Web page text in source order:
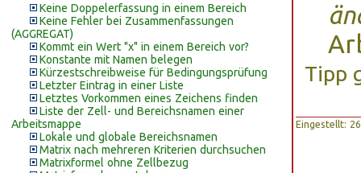
Keine Doppelerfassung in einem Bereich
Keine Fehler bei Zusammenfassungen
(AGGREGAT)
Kommt ein Wert "x" in einem Bereich vor?
Konstante mit Namen belegen
Kürzestschreibweise für Bedingungsprüfung
Letzter Eintrag in einer Liste
Letztes Vorkommen eines Zeichens finden
Liste der Zell- und Bereichsnamen einer
Arbeitsmappe
Lokale und globale Bereichsnamen
Matrix nach mehreren Kriterien durchsuchen
Matrixformel ohne Zellbezug
Tipp
Eingestellt: